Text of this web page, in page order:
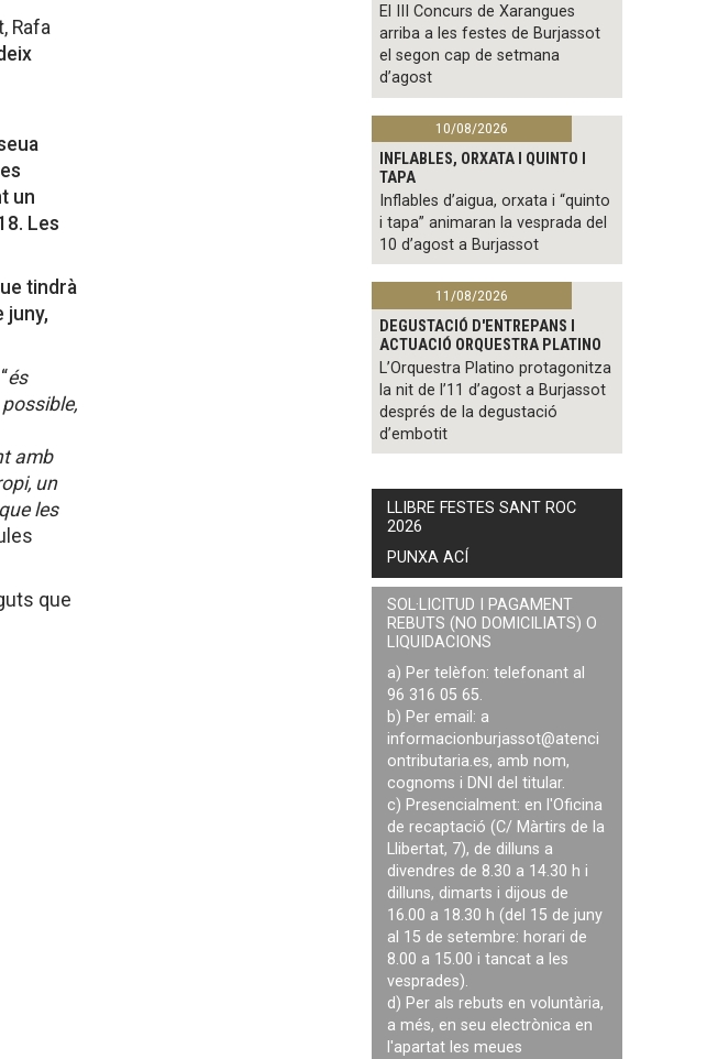
Rafa
un
Les
tindrà
juny,
és
amb
un
les
que
El III Concurs de Xarangues
arriba a les festes de Burjassot
el segon cap de setmana
d’agost
10/08/2026
INFLABLES, ORXATA I QUINTO I
TAPA
Inflables d’aigua, orxata i “quinto
i tapa” animaran la vesprada del
10 d’agost a Burjassot
11/08/2026
DEGUSTACIÓ D'ENTREPANS I
ACTUACIÓ ORQUESTRA PLATINO
L’Orquestra Platino protagonitza
la nit de l’11 d’agost a Burjassot
després de la degustació
d’embotit
LLIBRE FESTES SANT ROC
2026
PUNXA ACÍ
SOL·LICITUD I PAGAMENT
REBUTS (NO DOMICILIATS) O
LIQUIDACIONS
a) Per telèfon: telefonant al
96 316 05 65.
b) Per email: a
informacionburjassot@atenci
ontributaria.es, amb nom,
cognoms i DNI del titular.
c) Presencialment: en l'Oficina
de recaptació (C/ Màrtirs de la
Llibertat, 7), de dilluns a
divendres de 8.30 a 14.30 h i
dilluns, dimarts i dijous de
16.00 a 18.30 h (del 15 de juny
al 15 de setembre: horari de
8.00 a 15.00 i tancat a les
vesprades).
d) Per als rebuts en voluntària,
a més, en seu electrònica en
l'apartat les meues